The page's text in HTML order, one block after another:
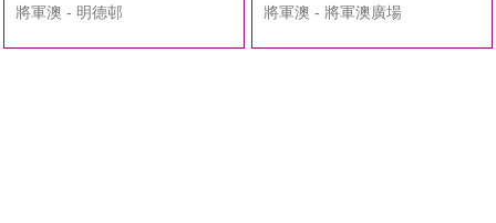
將軍澳 - 明德邨 將軍澳 - 將軍澳廣場